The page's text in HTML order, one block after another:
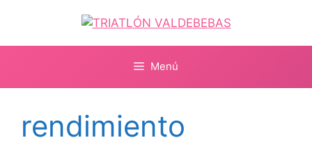
contenido
Menú
rendimiento